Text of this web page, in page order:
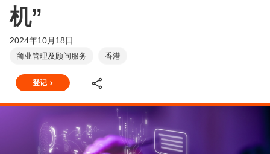
机”
2024年10月18日
商业管理及顾问服务 香港
登记